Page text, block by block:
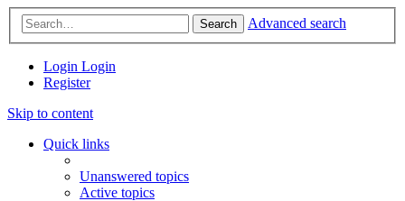
Search Advanced search
Login Login
Register
Skip to content
Quick links
Unanswered topics
Active topics